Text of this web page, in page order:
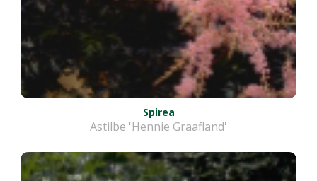
Spirea
Astilbe 'Hennie Graafland'